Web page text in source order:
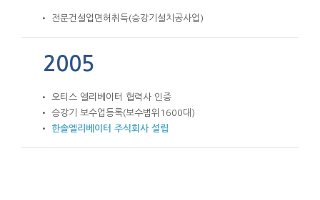
• 전문건설업면허취득(승강기설치공사업)
2005
• 오티스 엘리베이터 협력사 인증
• 승강기 보수업등록(보수범위1600대)
• 한솔엘리베이터 주식회사 설립